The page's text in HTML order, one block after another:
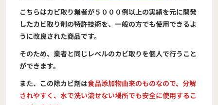
こちらはカビ取り業者が５０００例以上の実績を元に開発
したカビ取り剤の特許技術を、一般の方でも使用できるよ
うに改良された商品です。
そのため、業者と同じレベルのカビ取りを個人で行うこと
ができます。
また、この除カビ剤は食品添加物由来のものなので、分解
されやすく、水で洗い流せない場所でも安全に使用するこ